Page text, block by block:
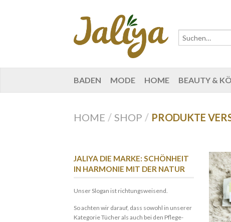
BADEN MODE HOME BEAUTY &
HOME / SHOP / PRODUKTE
JALIYA DIE MARKE: SCHÖNHEIT
IN HARMONIE MIT DER NATUR
Unser Slogan ist richtungsweisend.
So achten wir darauf, dass sowohl in unserer
Kategorie Tücher als auch bei den Pflege-